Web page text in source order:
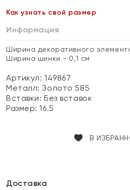
Как узнать свой размер
Информация
Ширина декоративного
Ширина шинки - 0,1 см
Артикул: 149867
Металл:Золото 585
Вставки:Без вставок
Размер:16.5
В
Доставка